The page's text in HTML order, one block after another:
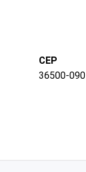
CEP
36500-090